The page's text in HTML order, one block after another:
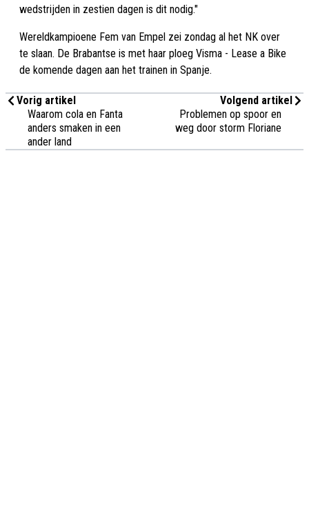
wedstrijden in zestien dagen is dit nodig."
Wereldkampioene Fem van Empel zei zondag al het NK over
te slaan. De Brabantse is met haar ploeg Visma - Lease a Bike
de komende dagen aan het trainen in Spanje.
Vorig artikel
Waarom cola en Fanta
anders smaken in een
ander land
Volgend artikel
Problemen op spoor en
weg door storm Floriane